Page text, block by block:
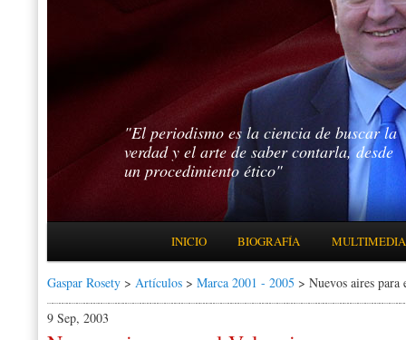
"El periodismo es la ciencia de buscar la
verdad y el arte de saber contarla, desde
un procedimiento ético"
IR AL CONTENIDO PRINCIPAL
IR AL CONTENIDO SECUNDARIO
INICIO BIOGRAFÍA MULTIMEDIA
Gaspar Rosety > Artículos > Marca 2001 - 2005 > Nuevos aires para
9 Sep, 2003